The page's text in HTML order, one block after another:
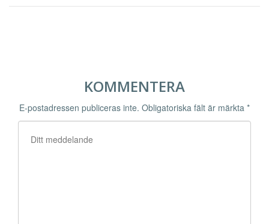
KOMMENTERA
E-postadressen publiceras inte. Obligatoriska fält är märkta *